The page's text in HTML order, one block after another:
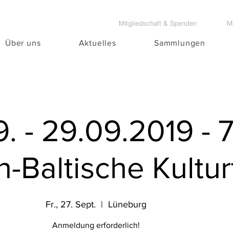
Über uns Aktuelles Sammlungen
Mitgliedschaft & Spenden
- 29.09.2019 -
Baltische
Fr., 27. Sept.
  |
Lüneburg
Anmeldung erforderlich!